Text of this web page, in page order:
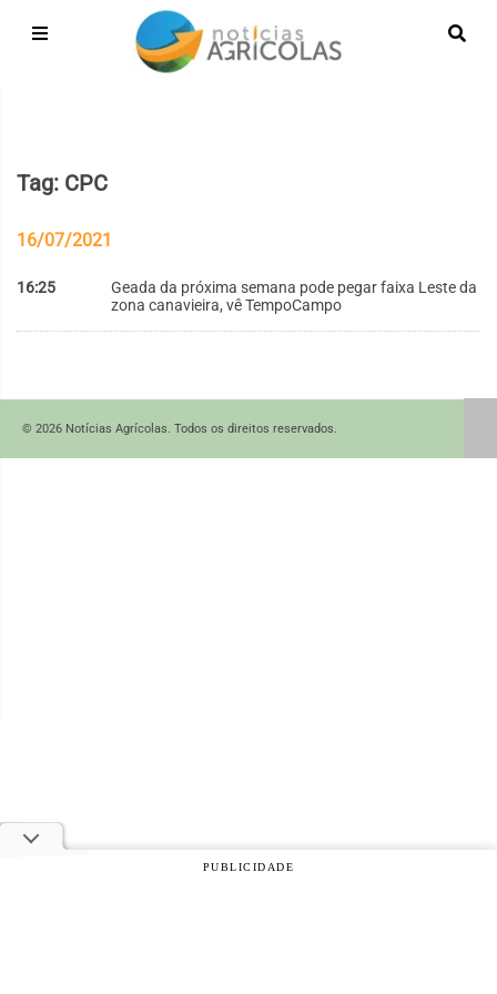
Tag: CPC
16/07/2021
16:25
Geada da próxima semana pode pegar faixa Leste da
zona canavieira, vê TempoCampo
© 2026 Notícias Agrícolas. Todos os direitos reservados.
PUBLICIDADE